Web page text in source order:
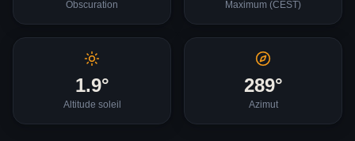
Obscuration Maximum (CEST)
1.9°
Altitude soleil
289°
Azimut